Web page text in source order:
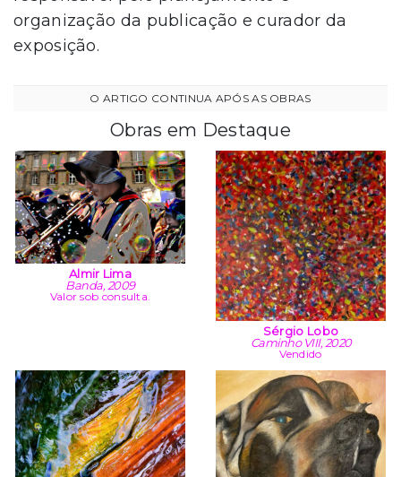
organização da publicação e curador da
exposição.
Obras em Destaque
Almir Lima
Banda, 2009
Valor sob consulta.
Sérgio Lobo
Caminho VIII, 2020
Vendido